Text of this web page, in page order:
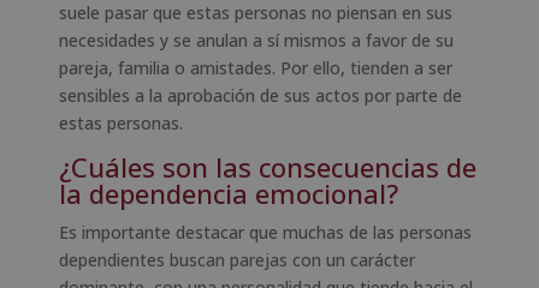
suele pasar que estas personas no piensan en sus
necesidades y se anulan a sí mismos a favor de su
pareja, familia o amistades. Por ello, tienden a ser
sensibles a la aprobación de sus actos por parte de
estas personas.
¿Cuáles son las consecuencias de
la dependencia emocional?
Es importante destacar que muchas de las personas
dependientes buscan parejas con un carácter